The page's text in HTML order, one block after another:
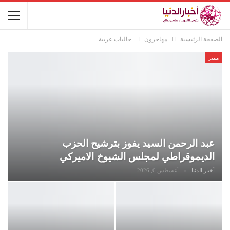
الصفحة الرئيسية مهاجرون جاليات عربية
مميز
عبد الرحمن السيد يفوز بترشيح الحزب
الديموقراطي لمجلس الشيوخ الاميركي
أخبار الدنيا أغسطس 6, 2026